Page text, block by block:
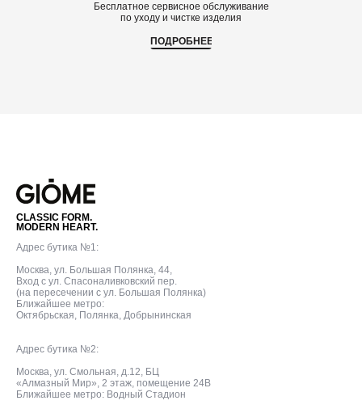
Бесплатное сервисное обслуживание
по уходу и чистке изделия
ПОДРОБНЕЕ
CLASSIC FORM.
MODERN HEART.
Адрес бутика №1:
Москва, ул. Большая Полянка, 44,
Вход с ул. Спасоналивковский пер.
(на пересечении с ул. Большая Полянка)
Ближайшее метро:
Октябрьская, Полянка, Добрынинская
Адрес бутика №2:
Москва, ул. Смольная, д.12, БЦ
«Алмазный Мир», 2 этаж, помещение 24В
Ближайшее метро: Водный Стадион